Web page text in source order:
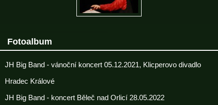
Fotoalbum
JH Big Band - vánoční koncert 05.12.2021, Klicperovo divadlo
Hradec Králové
JH Big Band - koncert Běleč nad Orlicí 28.05.2022